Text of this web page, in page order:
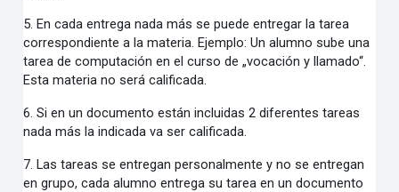
5. En cada entrega nada más se puede entregar la tarea
correspondiente a la materia. Ejemplo: Un alumno sube una
tarea de computación en el curso de „vocación y llamado“.
Esta materia no será calificada.
6. Si en un documento están incluidas 2 diferentes tareas
nada más la indicada va ser calificada.
7. Las tareas se entregan personalmente y no se entregan
en grupo, cada alumno entrega su tarea en un documento